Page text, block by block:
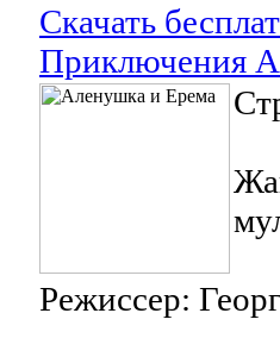
Скачать
Приключения
Режиссер: